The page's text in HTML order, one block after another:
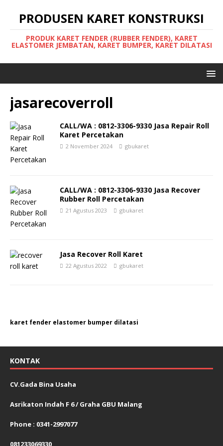
PRODUSEN KARET KONSTRUKSI
PRODUK KARET FENDER (RUBBER FENDER), KARET
ELASTOMER JEMBATAN, KARET BUMPER, KARET DILATASI
jasarecoverroll
CALL/WA : 0812-3306-9330 Jasa Repair Roll
Karet Percetakan
2 November 2024 gbukaret
CALL/WA : 0812-3306-9330 Jasa Recover
Rubber Roll Percetakan
21 Agustus 2023 gbukaret
Jasa Recover Roll Karet
22 Agustus 2022 gbukaret
karet fender elastomer bumper dilatasi
KONTAK
CV.Gada Bina Usaha
Asrikaton Indah F 6 / Graha GBU Malang
Phone : 0341-2997077
081233069330